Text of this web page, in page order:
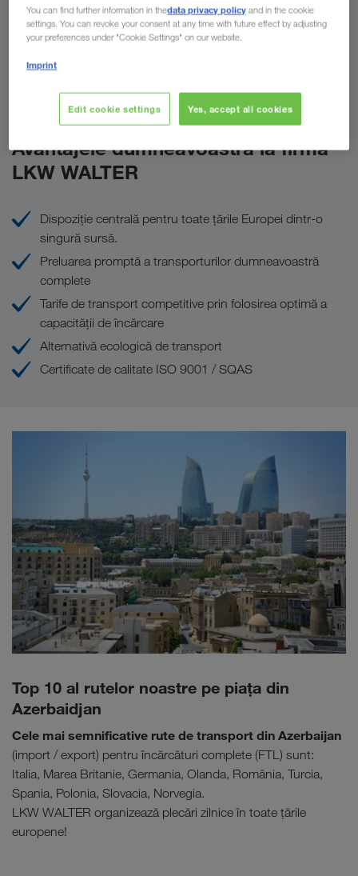
Țara
Trimiteți solicitarea dumneavoastră acum
Avantajele dumneavoastră la firma
LKW WALTER
Dispoziţie centrală pentru toate ţările Europei dintr-o
singură sursă.
Preluarea promptă a transporturilor dumneavoastră
complete
Tarife de transport competitive prin folosirea optimă a
capacităţii de încărcare
Alternativă ecologică de transport
Certificate de calitate ISO 9001 / SQAS
Top 10 al rutelor noastre pe piaţa din
Azerbaidjan
Cele mai semnificative rute de transport din Azerbaijan
(import / export) pentru încărcături complete (FTL) sunt:
Italia, Marea Britanie, Germania, Olanda, România, Turcia,
Spania, Polonia, Slovacia, Norvegia.
LKW WALTER organizează plecări zilnice în toate țările
europene!
You can find further information in thedata privacy policy and in the cookie
settings. You can revoke your consent at any time with future effect by adjusting
your preferences under "Cookie Settings" on our website.
Imprint
Edit cookie settings Yes, accept all cookies